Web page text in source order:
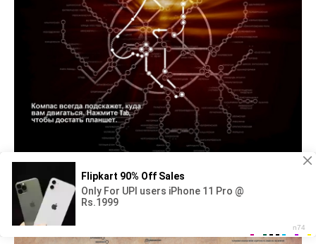
Метро 2033 вар карта